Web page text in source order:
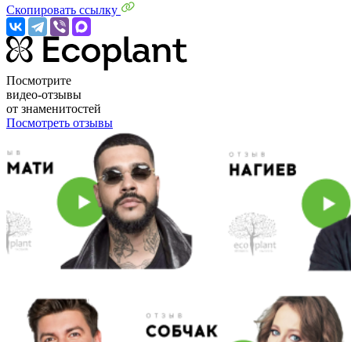
Скопировать ссылку
Посмотрите
видео-отзывы
от знаменитостей
Посмотреть отзывы